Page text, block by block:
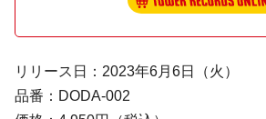
リリース日：2023年6月6日（火）
品番：DODA-002